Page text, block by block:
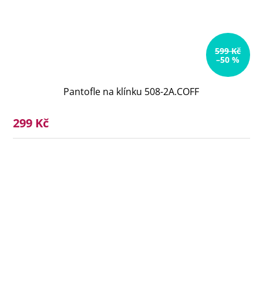
599 Kč
–50 %
Pantofle na klínku 508-2A.COFF
299 Kč